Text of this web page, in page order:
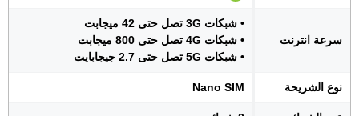
سرعة انترنت
• شبكات 3G تصل حتى 42 ميجابت
• شبكات 4G تصل حتى 800 ميجابت
• شبكات 5G تصل حتى 2.7 جيجابايت
نوع الشريحة Nano SIM